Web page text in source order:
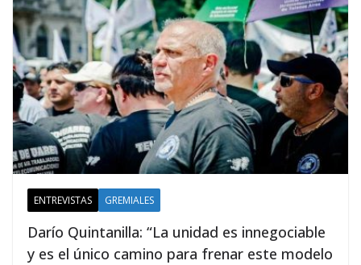
ENTREVISTAS GREMIALES
Darío Quintanilla: “La unidad es innegociable
y es el único camino para frenar este modelo